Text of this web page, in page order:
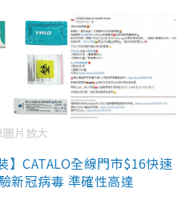
圖片放大
】CATALO全線門市$16快速
新冠病毒 準確性高達